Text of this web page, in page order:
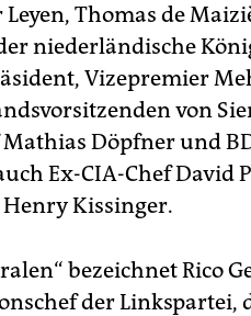
Thomas de
niederländische
Vize­premier
von
Mathias Döpfner und
Ex-CIA-Chef David
Kissinger.
bezeichnet Rico
der Linkspartei,